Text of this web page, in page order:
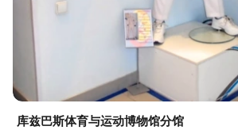
库兹巴斯体育与运动博物馆分馆